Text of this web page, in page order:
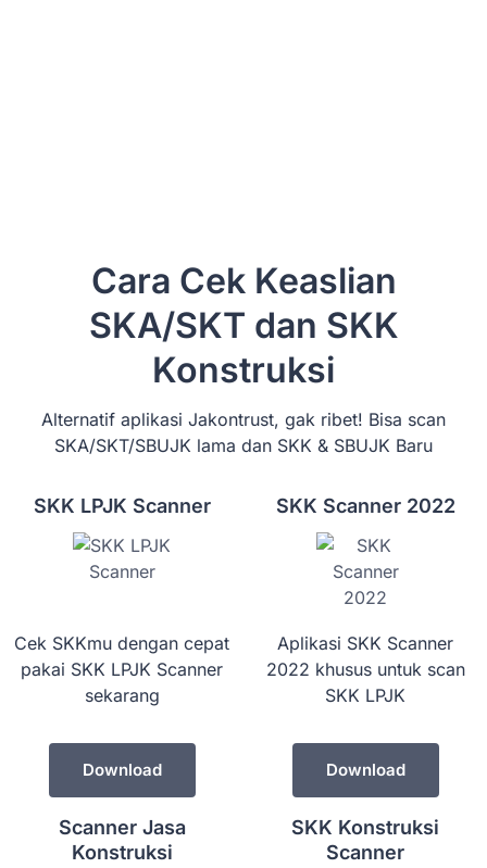
Cara Cek Keaslian
SKA/SKT dan SKK
Konstruksi
Alternatif aplikasi Jakontrust, gak ribet! Bisa scan
SKA/SKT/SBUJK lama dan SKK & SBUJK Baru
SKK LPJK Scanner
Cek SKKmu dengan cepat
pakai SKK LPJK Scanner
sekarang
Download
SKK Scanner 2022
Aplikasi SKK Scanner
2022 khusus untuk scan
SKK LPJK
Download
Scanner Jasa
Konstruksi
SKK Konstruksi
Scanner